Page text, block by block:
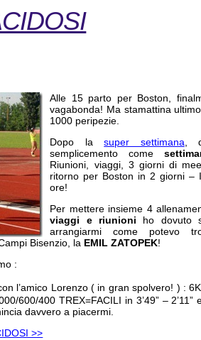
Alle 15 parto per Boston,
vagabonda! Ma stamattina
1000 peripezie.
Dopo lasuper settimana ,
semplicemento come
Riunioni, viaggi, 3 giorni di
ritorno per Boston in 2 giorni –
ore!
Per mettere insieme 4
viaggi e riunioni ho dovuto
arrangiarmi come potevo
Bisenzio, la EMIL ZATOPEK!
:
l’amico Lorenzo ( in gran spolvero! ) : 6K
600/400 TREX=FACILI in 3’49” –
davvero a piacermi.
>>